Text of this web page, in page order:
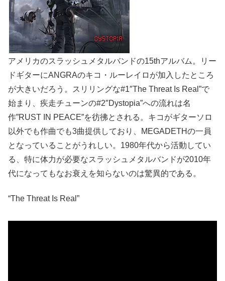
アメリカのスラッシュメタルバンドの15thアルバム。リー
ドギターにANGRAのキコ・ルーレイロが加入したところ
が大きいだろう。スリリングな#1″The Threat Is Real”で
始まり、疾走チューンの#2″Dystopia”への流れは名
作”RUST IN PEACE”を彷彿とされる。キコがギターソロ
以外でも作曲でも3曲提供しており、MEGADETHの一員
となっていることがうれしい。1980年代から活動してい
る、特に体力が必要なスラッシュメタルバンドが2010年
代になってもなお衰えを知らないのは驚異的である。
“The Threat Is Real”